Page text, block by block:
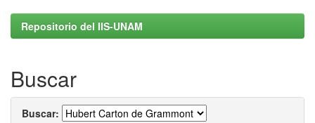
Repositorio del IIS-UNAM
Buscar
Buscar: